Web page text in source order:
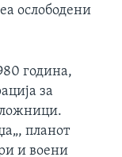
ослободени
година,
за
планот
и воени